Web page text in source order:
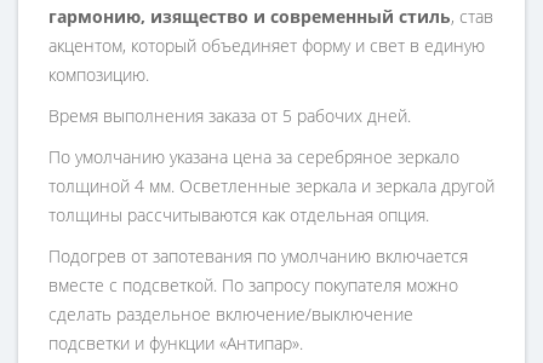
гармонию, изящество и современный стиль, став
акцентом, который объединяет форму и свет в единую
композицию.
Время выполнения заказа от 5 рабочих дней.
По умолчанию указана цена за серебряное зеркало
толщиной 4 мм. Осветленные зеркала и зеркала другой
толщины рассчитываются как отдельная опция.
Подогрев от запотевания по умолчанию включается
вместе с подсветкой. По запросу покупателя можно
сделать раздельное включение/выключение
подсветки и функции «Антипар».